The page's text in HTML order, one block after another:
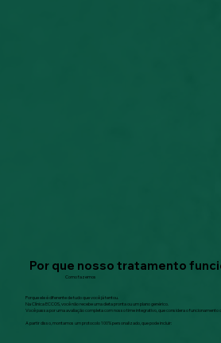
Por que nosso tratamento
Como fazemos
Porque ele é diferente de tudo que você já tentou.
Na Clínica ECCOS, você não recebe uma dieta pronta ou um plano genérico.
Você passa por uma avaliação completa com nosso time integrativo, que considera o funcionamento
A partir disso, montamos um protocolo 100% personalizado, que pode incluir: